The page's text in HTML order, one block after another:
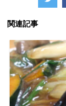
関連記事